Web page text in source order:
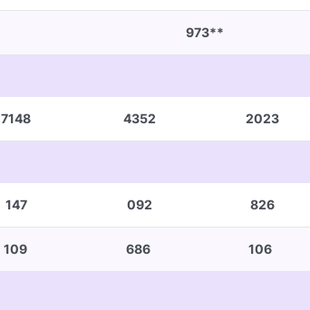
973**
7148 4352 2023
147 092 826
109 686 106